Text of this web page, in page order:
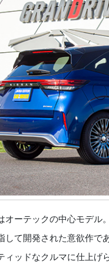
ーテックの中心モデル
して開発された意欲作で
ィッドなクルマに仕上